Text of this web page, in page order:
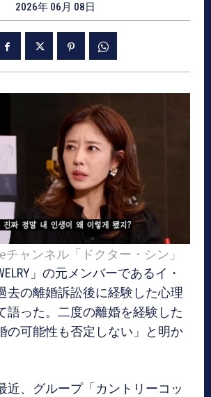
2026年 06月 08日
チャンネル「ドクター・シン」
」の元メンバーであるイ・
去の離婚訴訟後に経験した心理
語った。二度の離婚を経験した
の可能性も否定しない」と明か
近、グループ「カントリーコッ